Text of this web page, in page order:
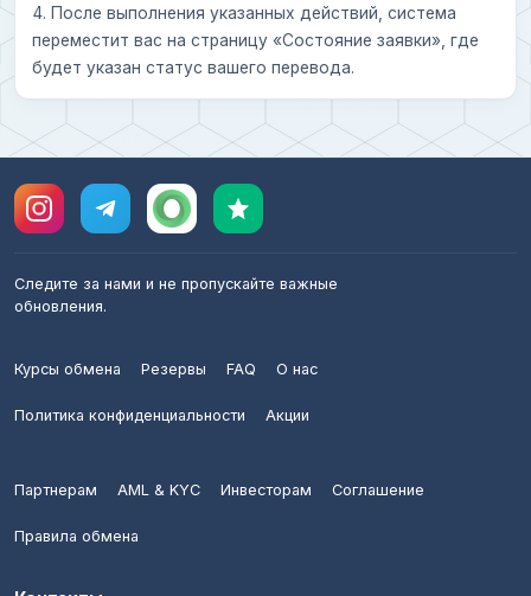
4. После выполнения указанных действий, система
переместит вас на страницу «Состояние заявки», где
будет указан статус вашего перевода.
Следите за нами и не пропускайте важные
обновления.
Курсы обмена Резервы FAQ О нас
Политика конфиденциальности Акции
Партнерам AML & KYC Инвесторам Соглашение
Правила обмена